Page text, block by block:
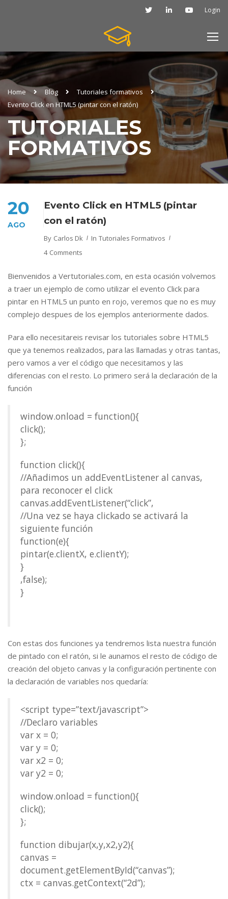
Login
Home Blog
Tutoriales formativos
Evento Click en HTML5 (pintar con el ratón)
TUTORIALES
FORMATIVOS
20
AGO
Evento Click en HTML5 (pintar
con el ratón)
By Carlos Dk In Tutoriales Formativos
4 Comments
Bienvenidos a Vertutoriales.com, en esta ocasión volvemos
a traer un ejemplo de como utilizar el evento Click para
pintar en HTML5 un punto en rojo, veremos que no es muy
complejo despues de los ejemplos anteriormente dados.
Para ello necesitareis revisar los tutoriales sobre HTML5
que ya tenemos realizados, para las llamadas y otras tantas,
pero vamos a ver el código que necesitamos y las
diferencias con el resto. Lo primero será la declaración de la
función
window.onload = function(){
click();
};
function click(){
//Añadimos un addEventListener al canvas,
para reconocer el click
canvas.addEventListener(“click”,
//Una vez se haya clickado se activará la
siguiente función
function(e){
pintar(e.clientX, e.clientY);
}
,false);
}
Con estas dos funciones ya tendremos lista nuestra función
de pintado con el ratón, si le aunamos el resto de código de
creación del objeto canvas y la configuración pertinente con
la declaración de variables nos quedaría:
<script type=”text/javascript”>
//Declaro variables
var x = 0;
var y = 0;
var x2 = 0;
var y2 = 0;
window.onload = function(){
click();
};
function dibujar(x,y,x2,y2){
canvas =
document.getElementById(“canvas”);
ctx = canvas.getContext(“2d”);